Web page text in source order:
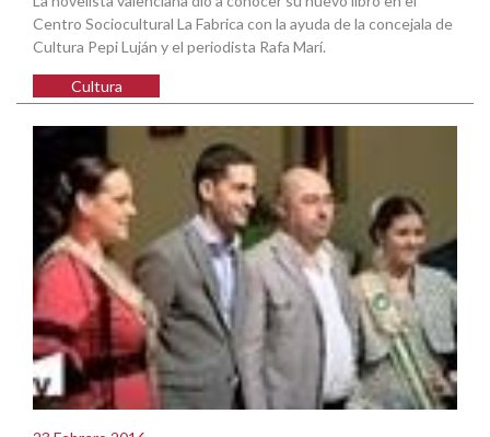
Centro Sociocultural La Fabrica con la ayuda de la concejala de
Cultura Pepi Luján y el periodista Rafa Marí.
Cultura